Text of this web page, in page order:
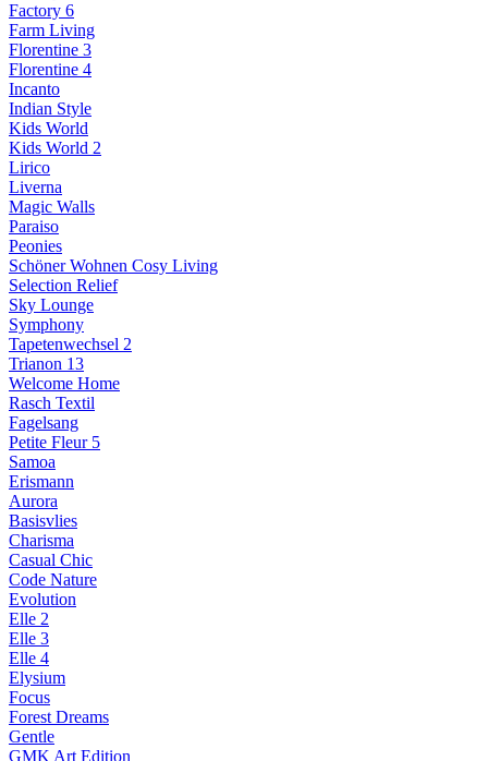
Factory 6
Farm Living
Florentine 3
Florentine 4
Incanto
Indian Style
Kids World
Kids World 2
Lirico
Liverna
Magic Walls
Paraiso
Peonies
Schöner Wohnen Cosy Living
Selection Relief
Sky Lounge
Symphony
Tapetenwechsel 2
Trianon 13
Welcome Home
Rasch Textil
Fagelsang
Petite Fleur 5
Samoa
Erismann
Aurora
Basisvlies
Charisma
Casual Chic
Code Nature
Evolution
Elle 2
Elle 3
Elle 4
Elysium
Focus
Forest Dreams
Gentle
GMK Art Edition